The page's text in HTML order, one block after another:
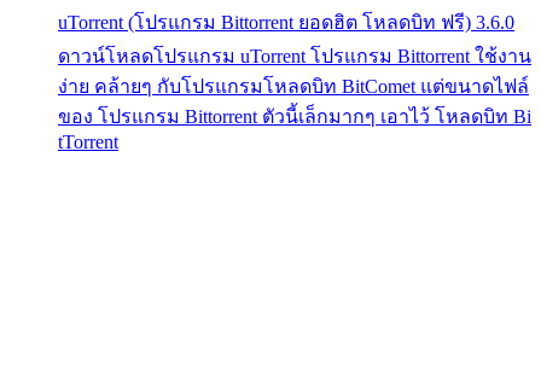
uTorrent (โปรแกรม Bittorrent ยอดฮิต โหลดบิท ฟรี) 3.6.0
ดาวน์โหลดโปรแกรม uTorrent โปรแกรม Bittorrent ใช้งาน
ง่าย คล้ายๆ กับโปรแกรมโหลดบิท BitComet แต่ขนาดไฟล์
ของ โปรแกรม Bittorrent ตัวนี้เล็กมากๆ เอาไว้ โหลดบิท Bi
tTorrent